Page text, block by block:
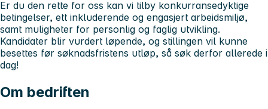
Er du den rette for oss kan vi tilby konkurransedyktige
betingelser, ett inkluderende og engasjert arbeidsmiljø,
samt muligheter for personlig og faglig utvikling.
Kandidater blir vurdert løpende, og stillingen vil kunne
besettes før søknadsfristens utløp, så søk derfor allerede i
dag!
Om bedriften